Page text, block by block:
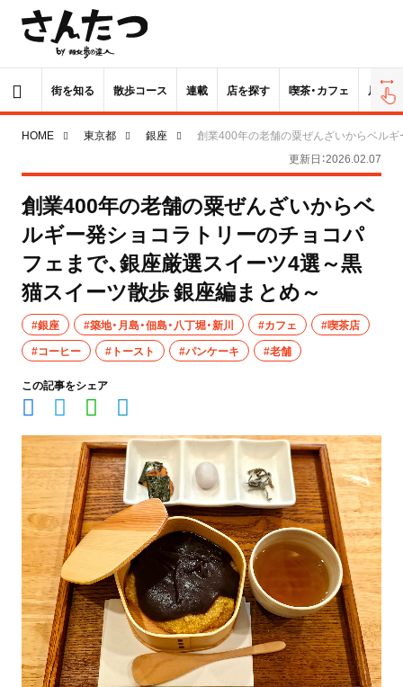
街を知る 散歩コース 連載 店を探す 喫茶・カフェ 居酒屋
HOME 東京都 銀座
創業400年の老舗の粟ぜんざいからベル
更新日：2026.02.07
創業400年の老舗の粟ぜんざいからベ
ルギー発ショコラトリーのチョコパ
フェまで、銀座厳選スイーツ4選～黒
猫スイーツ散歩 銀座編まとめ～
#銀座 #築地・月島・佃島・八丁堀・新川 #カフェ
#喫茶店
#コーヒー
#トースト #パンケーキ #老舗
この記事をシェア